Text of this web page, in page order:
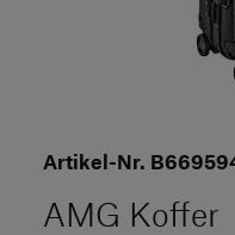
Artikel-Nr.
AMG Koffer